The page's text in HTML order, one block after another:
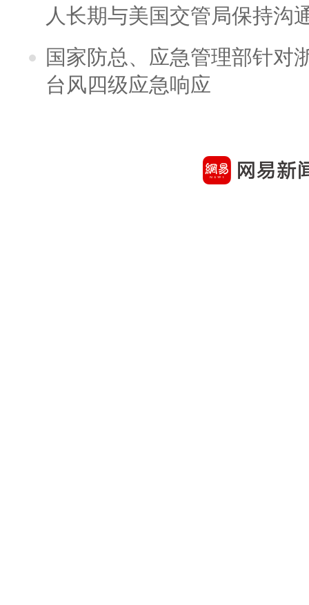
人长期与美国交管局保持沟
国家防总、应急管理部针对
台风四级应急响应